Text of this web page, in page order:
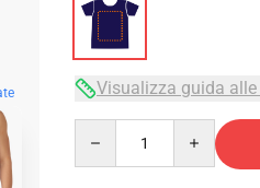
Visualizza guida